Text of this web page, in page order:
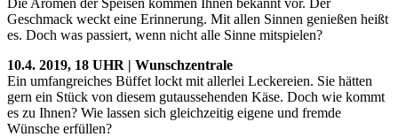
Geschmack weckt eine Erinnerung. Mit allen Sinnen genießen heißt
es. Doch was passiert, wenn nicht alle Sinne mitspielen?
10.4. 2019, 18 UHR | Wunschzentrale
Ein umfangreiches Büffet lockt mit allerlei Leckereien. Sie hätten
gern ein Stück von diesem gutaussehenden Käse. Doch wie kommt
es zu Ihnen? Wie lassen sich gleichzeitig eigene und fremde
Wünsche erfüllen?